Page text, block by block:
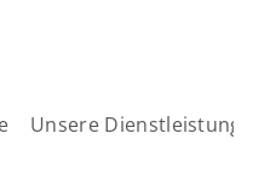
Unsere Dienstleistungen